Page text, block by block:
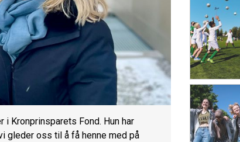
Kronprinsparets Fond. Hun har
gleder oss til å få henne med på